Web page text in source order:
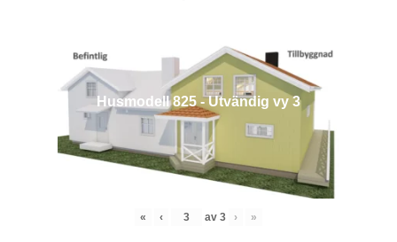
Husmodell 825 - Utvändig vy 3
« ‹ av 3 › »